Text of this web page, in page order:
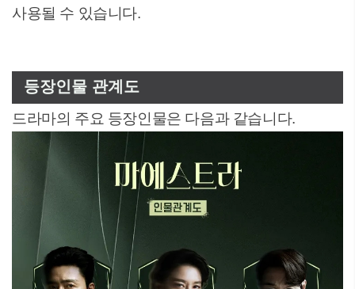
사용될 수 있습니다.
등장인물 관계도
드라마의 주요 등장인물은 다음과 같습니다.